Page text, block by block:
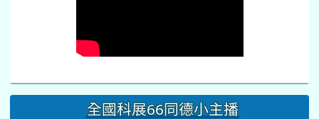
全國科展66同德小主播